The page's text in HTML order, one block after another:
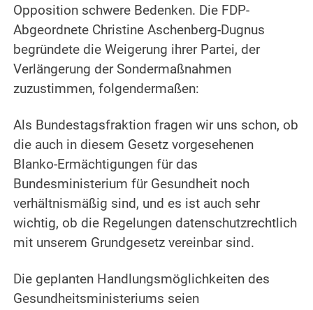
Opposition schwere Bedenken. Die FDP-
Abgeordnete Christine Aschenberg-Dugnus
begründete die Weigerung ihrer Partei, der
Verlängerung der Sondermaßnahmen
zuzustimmen, folgendermaßen:
Als Bundestagsfraktion fragen wir uns schon, ob
die auch in diesem Gesetz vorgesehenen
Blanko-Ermächtigungen für das
Bundesministerium für Gesundheit noch
verhältnismäßig sind, und es ist auch sehr
wichtig, ob die Regelungen datenschutzrechtlich
mit unserem Grundgesetz vereinbar sind.
Die geplanten Handlungsmöglichkeiten des
Gesundheitsministeriums seien